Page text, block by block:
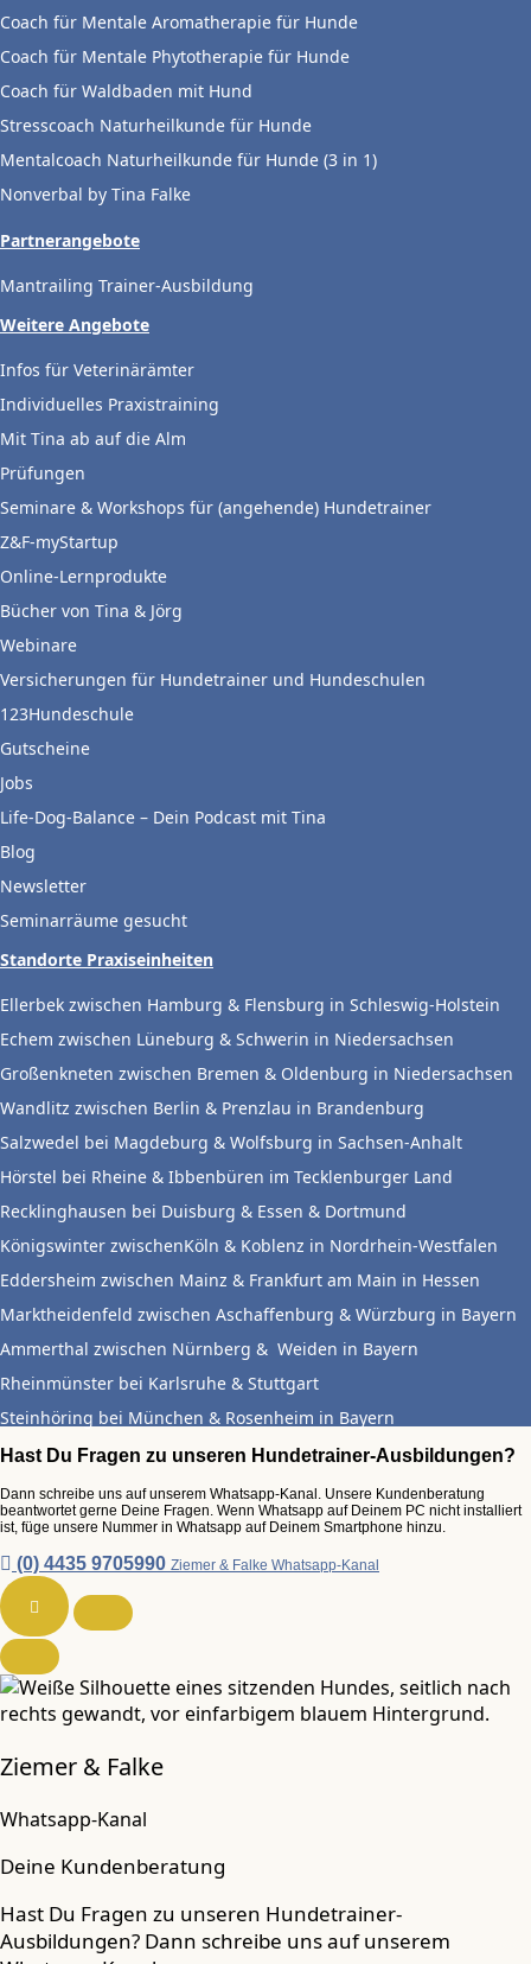
Coach für Mentale Aromatherapie für Hunde
Coach für Mentale Phytotherapie für Hunde
Coach für Waldbaden mit Hund
Stresscoach Naturheilkunde für Hunde
Mentalcoach Naturheilkunde für Hunde (3 in 1)
Nonverbal by Tina Falke
Partnerangebote
Mantrailing Trainer-Ausbildung
Weitere Angebote
Infos für Veterinärämter
Individuelles Praxistraining
Mit Tina ab auf die Alm
Prüfungen
Seminare & Workshops für (angehende) Hundetrainer
Z&F-myStartup
Online-Lernprodukte
Bücher von Tina & Jörg
Webinare
Versicherungen für Hundetrainer und Hundeschulen
123Hundeschule
Gutscheine
Jobs
Life-Dog-Balance – Dein Podcast mit Tina
Blog
Newsletter
Seminarräume gesucht
Standorte Praxiseinheiten
Ellerbek zwischen Hamburg & Flensburg in Schleswig-Holstein
Echem zwischen Lüneburg & Schwerin in Niedersachsen
Großenkneten zwischen Bremen & Oldenburg in Niedersachsen
Wandlitz zwischen Berlin & Prenzlau in Brandenburg
Salzwedel bei Magdeburg & Wolfsburg in Sachsen-Anhalt
Hörstel bei Rheine & Ibbenbüren im Tecklenburger Land
Recklinghausen bei Duisburg & Essen & Dortmund
Königswinter zwischenKöln & Koblenz in Nordrhein-Westfalen
Eddersheim zwischen Mainz & Frankfurt am Main in Hessen
Marktheidenfeld zwischen Aschaffenburg & Würzburg in Bayern
Ammerthal zwischen Nürnberg & Weiden in Bayern
Rheinmünster bei Karlsruhe & Stuttgart
Steinhöring bei München & Rosenheim in Bayern
Hast Du Fragen zu unseren Hundetrainer-Ausbildungen?
Dann schreibe uns auf unserem Whatsapp-Kanal. Unsere Kundenberatung
beantwortet gerne Deine Fragen. Wenn Whatsapp auf Deinem PC nicht installiert
ist, füge unsere Nummer in Whatsapp auf Deinem Smartphone hinzu.
(0) 4435 9705990 Ziemer & Falke Whatsapp-Kanal
Ziemer & Falke
Whatsapp-Kanal
Deine Kundenberatung
Hast Du Fragen zu unseren Hundetrainer-
Ausbildungen? Dann schreibe uns auf unserem